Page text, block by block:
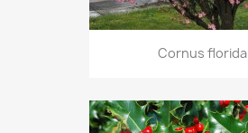
Cornus florida